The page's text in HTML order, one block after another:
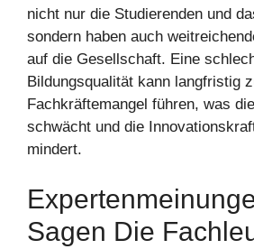
nicht nur die Studierenden und
sondern haben auch
auf die Gesellschaft. Eine
Bildungsqualität kann langfristig
Fachkräftemangel führen, was
schwächt und die
mindert.
Sagen Die